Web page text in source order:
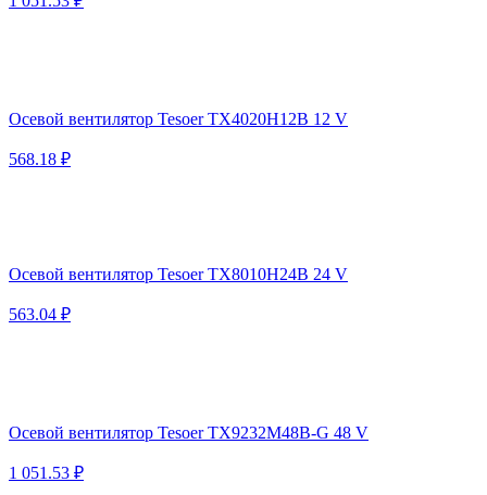
Осевой вентилятор Tesoer TX4020H12B 12 V
568.18 ₽
Осевой вентилятор Tesoer TX8010H24B 24 V
563.04 ₽
Осевой вентилятор Tesoer TX9232M48B-G 48 V
1 051.53 ₽